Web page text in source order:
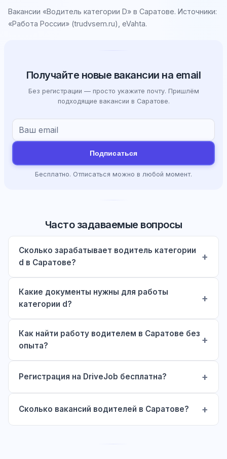
Вакансии «Водитель категории D» в Саратове. Источники:
«Работа России» (trudvsem.ru), eVahta.
Получайте новые вакансии на email
Без регистрации — просто укажите почту. Пришлём
подходящие вакансии в Саратове.
Подписаться
Бесплатно. Отписаться можно в любой момент.
Часто задаваемые вопросы
Сколько зарабатывает водитель категории
d в Саратове?
Какие документы нужны для работы
категории d?
Как найти работу водителем в Саратове без
опыта?
Регистрация на DriveJob бесплатна?
Сколько вакансий водителей в Саратове?